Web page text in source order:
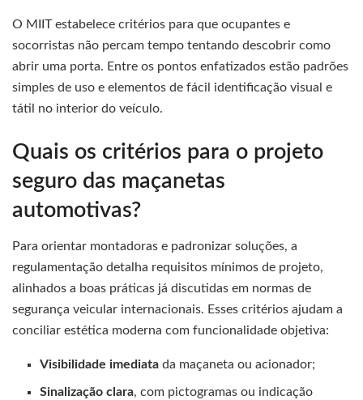
O MIIT estabelece critérios para que ocupantes e
socorristas não percam tempo tentando descobrir como
abrir uma porta. Entre os pontos enfatizados estão padrões
simples de uso e elementos de fácil identificação visual e
tátil no interior do veículo.
Quais os critérios para o projeto
seguro das maçanetas
automotivas?
Para orientar montadoras e padronizar soluções, a
regulamentação detalha requisitos mínimos de projeto,
alinhados a boas práticas já discutidas em normas de
segurança veicular internacionais. Esses critérios ajudam a
conciliar estética moderna com funcionalidade objetiva:
Visibilidade imediata da maçaneta ou acionador;
Sinalização clara, com pictogramas ou indicação